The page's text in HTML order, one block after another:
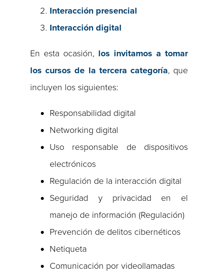
Interacción presencial
Interacción digital
En esta ocasión, los invitamos a tomar
los cursos de la tercera categoría, que
incluyen los siguientes:
Responsabilidad digital
Networking digital
Uso responsable de dispositivos
electrónicos
Regulación de la interacción digital
Seguridad y privacidad en el
manejo de información (Regulación)
Prevención de delitos cibernéticos
Netiqueta
Comunicación por videollamadas